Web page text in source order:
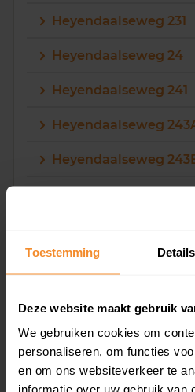
Toestemming Details
Deze website maakt gebruik
We gebruiken cookies om
personaliseren, om functies
en om ons websiteverkeer te
informatie over uw gebruik van
Heyendaalseweg 231
Heyendaalseweg 24
Heyendaalseweg 241
Heyendaalseweg
Heyendaalseweg
Heyendaalseweg 249
Heyendaalseweg 251
Heyendaalseweg 252